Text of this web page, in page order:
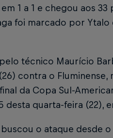
1 a 1 e chegou aos
foi marcado por
técnico Maurício
contra o Fluminense,
da Copa Sul-
desta quarta-feira (22),
o ataque desde